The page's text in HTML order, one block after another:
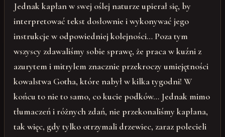
Jednak kapłan w swej oślej naturze upierał się, by
interpretować tekst dosłownie i wykonywać jego
instrukcje w odpowiedniej kolejności… Poza tym
wszyscy zdawaliśmy sobie sprawę, że praca w kuźni z
azurytem i mitrylem znacznie przekroczy umiejętności
kowalstwa Gotha, które nabył w kilka tygodni! W
końcu to nie to samo, co kucie podków… Jednak mimo
tłumaczeń i różnych zdań, nie przekonaliśmy kapłana,
tak więc, gdy tylko otrzymali drzewiec, zaraz polecieli